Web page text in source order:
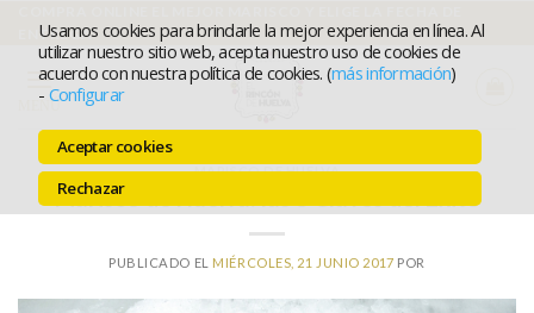
Usamos cookies para brindarle la mejor experiencia en línea. Al
utilizar nuestro sitio web, acepta nuestro uso de cookies de
acuerdo con nuestra política de cookies. (más información)
- Configurar
Aceptar cookies
Rechazar
contenido
ENTREGA
MENÚ
MARISCO DE HUELVA
Marisco de Huelva: las 5 Claves del Éxito
PUBLICADO EL MIÉRCOLES, 21 JUNIO 2017 POR